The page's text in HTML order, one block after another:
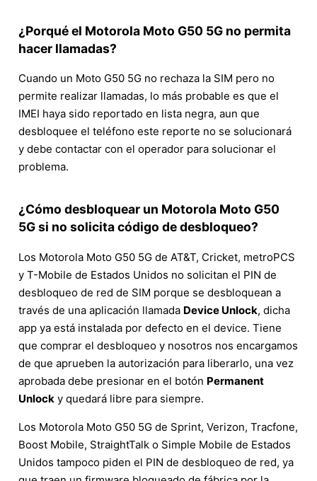
¿Porqué el Motorola Moto G50 5G no permita
hacer llamadas?
Cuando un Moto G50 5G no rechaza la SIM pero no
permite realizar llamadas, lo más probable es que el
IMEI haya sido reportado en lista negra, aun que
desbloquee el teléfono este reporte no se solucionará
y debe contactar con el operador para solucionar el
problema.
¿Cómo desbloquear un Motorola Moto G50
5G si no solicita código de desbloqueo?
Los Motorola Moto G50 5G de AT&T, Cricket, metroPCS
y T-Mobile de Estados Unidos no solicitan el PIN de
desbloqueo de red de SIM porque se desbloquean a
través de una aplicación llamada Device Unlock, dicha
app ya está instalada por defecto en el device. Tiene
que comprar el desbloqueo y nosotros nos encargamos
de que aprueben la autorización para liberarlo, una vez
aprobada debe presionar en el botón Permanent
Unlock y quedará libre para siempre.
Los Motorola Moto G50 5G de Sprint, Verizon, Tracfone,
Boost Mobile, StraightTalk o Simple Mobile de Estados
Unidos tampoco piden el PIN de desbloqueo de red, ya